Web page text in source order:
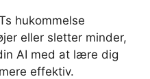
hukommelse
eller sletter minder,
AI med at lære dig
effektiv.